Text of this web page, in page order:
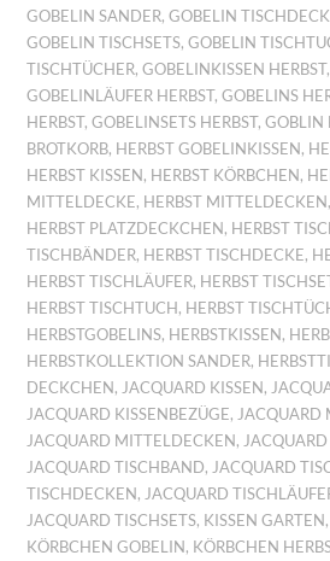
GOBELIN SANDER,GOBELIN
GOBELIN TISCHSETS,GOBELIN
TISCHTÜCHER,GOBELINKISSEN HERBST
GOBELINLÄUFER HERBST,GOBELINS
HERBST,GOBELINSETS HERBST,GOBLIN
BROTKORB, HERBST GOBELINKISSEN,
HERBST KISSEN, HERBST KÖRBCHEN,
MITTELDECKE, HERBST MITTELDECKEN,
HERBST PLATZDECKCHEN, HERBST
TISCHBÄNDER, HERBST TISCHDECKE,
HERBST TISCHLÄUFER, HERBST
HERBST TISCHTUCH, HERBST
HERBSTGOBELINS, HERBSTKISSEN,
HERBSTKOLLEKTION SANDER,
DECKCHEN, JACQUARD KISSEN,
JACQUARD KISSENBEZÜGE, JACQUARD
JACQUARD MITTELDECKEN,
JACQUARD TISCHBAND, JACQUARD
TISCHDECKEN, JACQUARD
JACQUARD TISCHSETS, KISSEN GARTEN,
KÖRBCHEN GOBELIN, KÖRBCHEN